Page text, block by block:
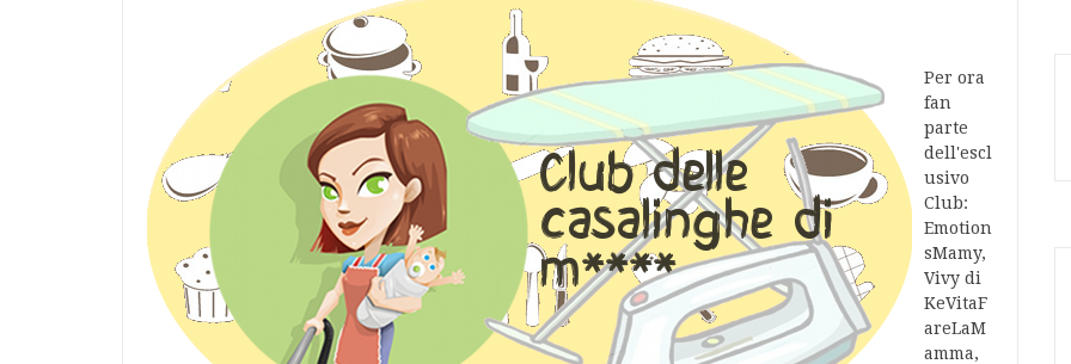
Per ora
fan
parte
dell'escl
usivo
Club:
Emotion
sMamy,
Vivy di
KeVitaF
areLaM
amma,